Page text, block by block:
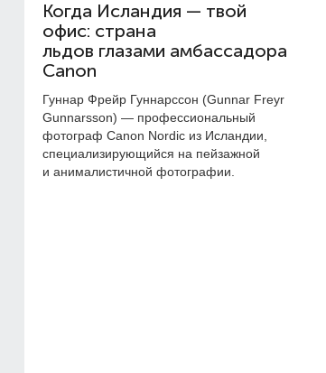
Когда Исландия — твой
офис: страна
льдов глазами амбассадора
Canon
Гуннар Фрейр Гуннарссон (Gunnar Freyr
Gunnarsson) — профессиональный
фотограф Canon Nordic из Исландии,
специализирующийся на пейзажной
и анималистичной фотографии.